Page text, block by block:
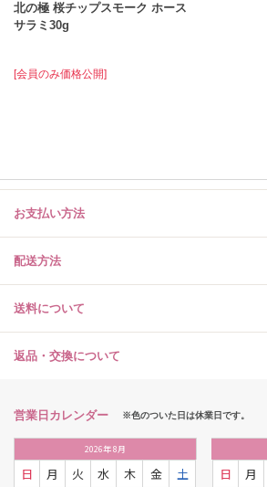
北の極 桜チップスモーク ホース
サラミ30g
[会員のみ価格公開]
お支払い方法
配送方法
送料について
返品・交換について
営業日カレンダー ※色のついた日は休業日です。
2026年8月
日 月 火 水 木 金
土
日 月